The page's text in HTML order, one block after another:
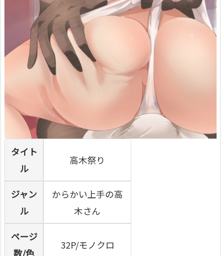
タイト
ル
高木祭り
ジャン
ル
からかい上手の高
木さん
ページ
数/色
32P/モノクロ